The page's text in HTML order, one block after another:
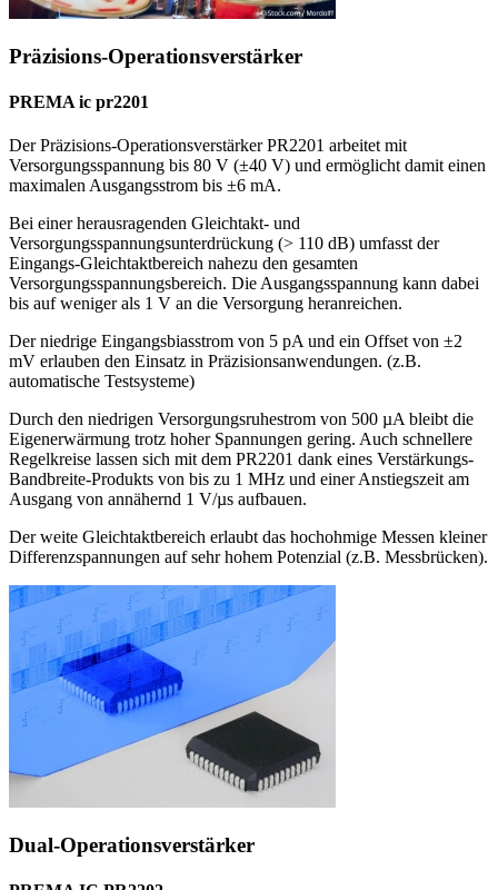
Präzisions-Operationsverstärker
PREMA ic pr2201
Der Präzisions-Operationsverstärker PR2201 arbeitet mit
Versorgungsspannung bis 80 V (±40 V) und ermöglicht damit einen
maximalen Ausgangsstrom bis ±6 mA.
Bei einer herausragenden Gleichtakt- und
Versorgungsspannungsunterdrückung (> 110 dB) umfasst der
Eingangs-Gleichtaktbereich nahezu den gesamten
Versorgungsspannungsbereich. Die Ausgangsspannung kann dabei
bis auf weniger als 1 V an die Versorgung heranreichen.
Der niedrige Eingangsbiasstrom von 5 pA und ein Offset von ±2
mV erlauben den Einsatz in Präzisionsanwendungen. (z.B.
automatische Testsysteme)
Durch den niedrigen Versorgungsruhestrom von 500 µA bleibt die
Eigenerwärmung trotz hoher Spannungen gering. Auch schnellere
Regelkreise lassen sich mit dem PR2201 dank eines Verstärkungs-
Bandbreite-Produkts von bis zu 1 MHz und einer Anstiegszeit am
Ausgang von annähernd 1 V/µs aufbauen.
Der weite Gleichtaktbereich erlaubt das hochohmige Messen kleiner
Differenzspannungen auf sehr hohem Potenzial (z.B. Messbrücken).
Dual-Operationsverstärker